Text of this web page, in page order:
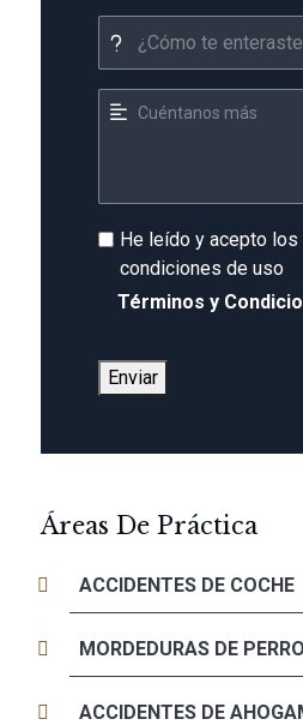
He leído y acepto
condiciones de uso
Términos y
Enviar
Áreas De Práctica
ACCIDENTES DE COCHE
MORDEDURAS DE PERRO
ACCIDENTES DE